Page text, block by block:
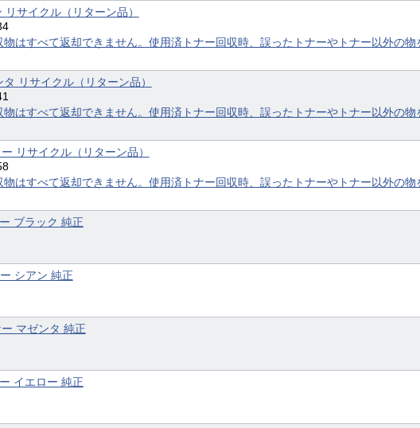
サイクル（リターン品）
はすべて返却できません。使用済トナー回収時、誤ったトナーやトナー以外の
リサイクル（リターン品）
はすべて返却できません。使用済トナー回収時、誤ったトナーやトナー以外の
リサイクル（リターン品）
はすべて返却できません。使用済トナー回収時、誤ったトナーやトナー以外の
ブラック 純正
シアン 純正
マゼンタ 純正
イエロー 純正